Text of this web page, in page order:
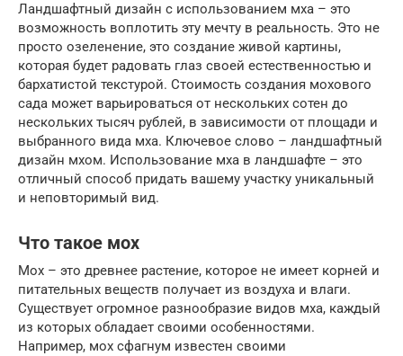
Ландшафтный дизайн с использованием мха – это
возможность воплотить эту мечту в реальность. Это не
просто озеленение, это создание живой картины,
которая будет радовать глаз своей естественностью и
бархатистой текстурой. Стоимость создания мохового
сада может варьироваться от нескольких сотен до
нескольких тысяч рублей, в зависимости от площади и
выбранного вида мха. Ключевое слово – ландшафтный
дизайн мхом. Использование мха в ландшафте – это
отличный способ придать вашему участку уникальный
и неповторимый вид.
Что такое мох
Мох – это древнее растение, которое не имеет корней и
питательных веществ получает из воздуха и влаги.
Существует огромное разнообразие видов мха, каждый
из которых обладает своими особенностями.
Например, мох сфагнум известен своими